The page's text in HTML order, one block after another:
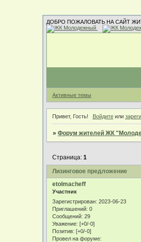
ДОБРО ПОЖАЛОВАТЬ НА САЙТ
Активные темы
Привет, Гость! Войдитеили
»Форум жителей ЖК
Лизинговое предложение
Страница:1
etolmacheff
Участник
Зарегистрирован: 2023-06-23
Приглашений: 0
Сообщений: 29
Уважение: [+0/-0]
Позитив: [+0/-0]
Провел на форуме: